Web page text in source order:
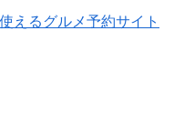
えるグルメ予約サイト